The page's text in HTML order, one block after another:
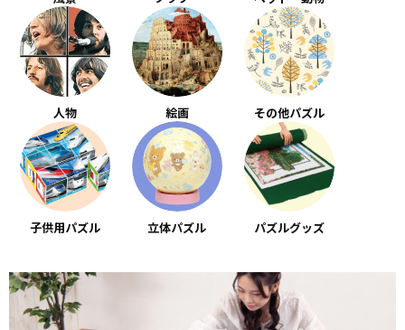
人物 絵画 その他パズル
子供用パズル 立体パズル パズルグッズ